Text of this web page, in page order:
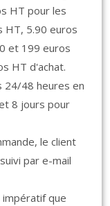
HT pour les
HT, 5.90 euros
et 199 euros
HT d'achat.
24/48 heures en
8 jours pour
le client
par e-mail
impératif que